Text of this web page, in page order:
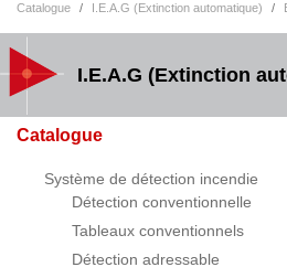
Catalogue
Système de détection incendie
Détection conventionnelle
Tableaux conventionnels
Détection adressable
Catalogue / I.E.A.G (Extinction automatique) /
I.E.A.G (Extinction